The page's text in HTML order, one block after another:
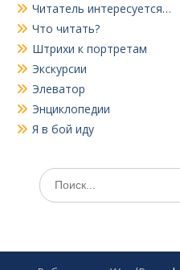
Читатель интересуется…
Что читать?
Штрихи к портретам
Экскурсии
Элеватор
Энциклопедии
Я в бой иду
Поиск
по: